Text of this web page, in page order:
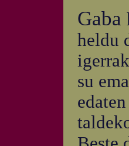
Gaba
heldu
su